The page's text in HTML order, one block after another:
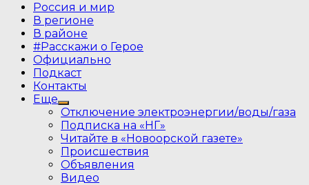
Россия и мир
В регионе
В районе
#Расскажи о Герое
Официально
Подкаст
Контакты
Еще
Show
sub
menu
Отключение электроэнергии/воды/газа
Подписка на «НГ»
Читайте в «Новоорской газете»
Происшествия
Объявления
Видео